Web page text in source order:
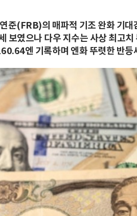
준(FRB)의 매파적 기조 완화 기대
보였으나 다우 지수는 사상 최고치
엔 기록하며 엔화 뚜렷한 반등